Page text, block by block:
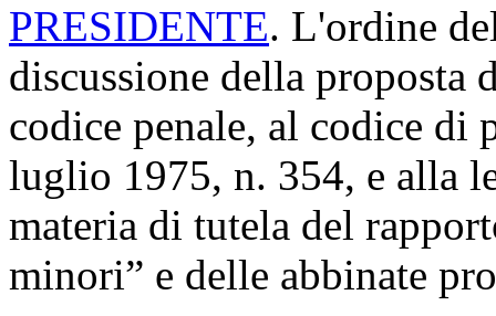
PRESIDENTE. L'ordine
discussione della
codice penale, al codice di
luglio 1975, n. 354, e alla
materia di tutela del
minori” e delle abbinate